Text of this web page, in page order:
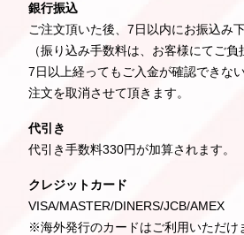
銀行振込
ご注文頂いた後、7日以内にお振込み下
（振り込み手数料は、お客様にてご負
7日以上経ってもご入金が確認できな
注文を取消させて頂きます。
代引き
代引き手数料330円が加算されます。
クレジットカード
VISA/MASTER/DINERS/JCB/AMEX
※海外発行のカードはご利用いただけ